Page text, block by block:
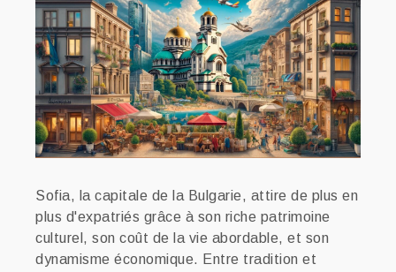
Sofia, la capitale de la Bulgarie, attire de plus en
plus d'expatriés grâce à son riche patrimoine
culturel, son coût de la vie abordable, et son
dynamisme économique. Entre tradition et